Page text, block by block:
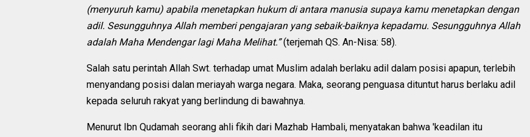
(menyuruh kamu) apabila menetapkan hukum di antara manusia supaya kamu menetapkan dengan
adil. Sesungguhnya Allah memberi pengajaran yang sebaik-baiknya kepadamu. Sesungguhnya Allah
adalah Maha Mendengar lagi Maha Melihat.”(terjemah QS. An-Nisa: 58).
Salah satu perintah Allah Swt. terhadap umat Muslim adalah berlaku adil dalam posisi apapun, terlebih
menyandang posisi dalan meriayah warga negara. Maka, seorang penguasa dituntut harus berlaku adil
kepada seluruh rakyat yang berlindung di bawahnya.
Menurut Ibn Qudamah seorang ahli fikih dari Mazhab Hambali, menyatakan bahwa 'keadilan itu